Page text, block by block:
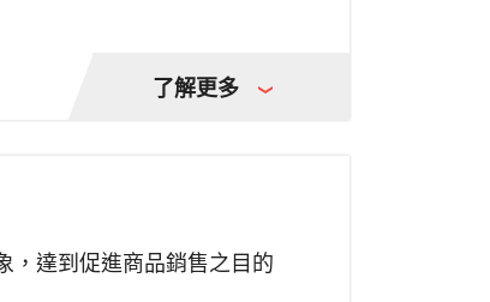
了解更多
，達到促進商品銷售之目的